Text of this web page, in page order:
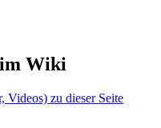
im Wiki
zu dieser Seite